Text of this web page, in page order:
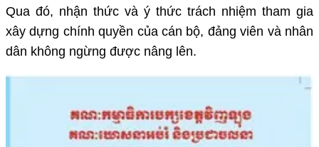
Qua đó, nhận thức và ý thức trách nhiệm tham gia
xây dựng chính quyền của cán bộ, đảng viên và nhân
dân không ngừng được nâng lên.